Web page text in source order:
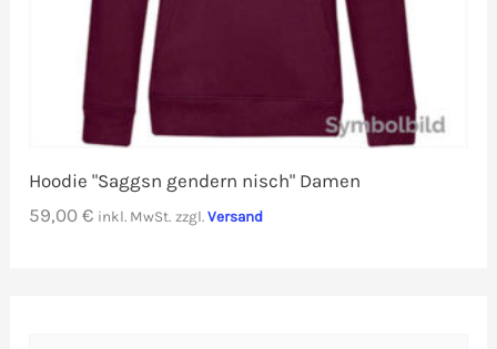
Hoodie "Saggsn gendern nisch" Damen
59,00€ inkl. MwSt. zzgl.Versand